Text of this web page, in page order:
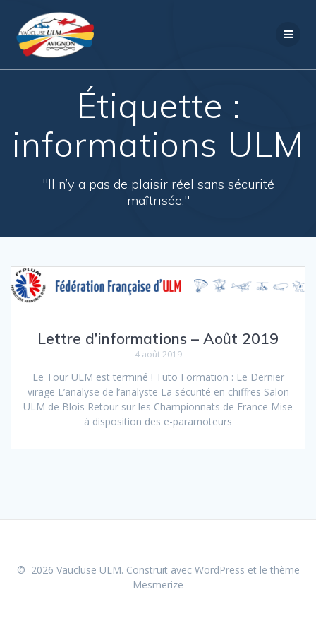
Étiquette :
informations ULM
"Il n’y a pas de plaisir réel sans sécurité
maîtrisée."
Lettre d’informations – Août 2019
4 août 2019
Le Tour ULM est terminé ! Tuto Formation : Le Dernier
virage L’analyse de l’analyste La sécurité en chiffres Salon
ULM de Blois Retour sur les Championnats de France Mise
à disposition des e-paramoteurs
© 2026 Vaucluse ULM. Construit avec WordPress et le thème
Mesmerize